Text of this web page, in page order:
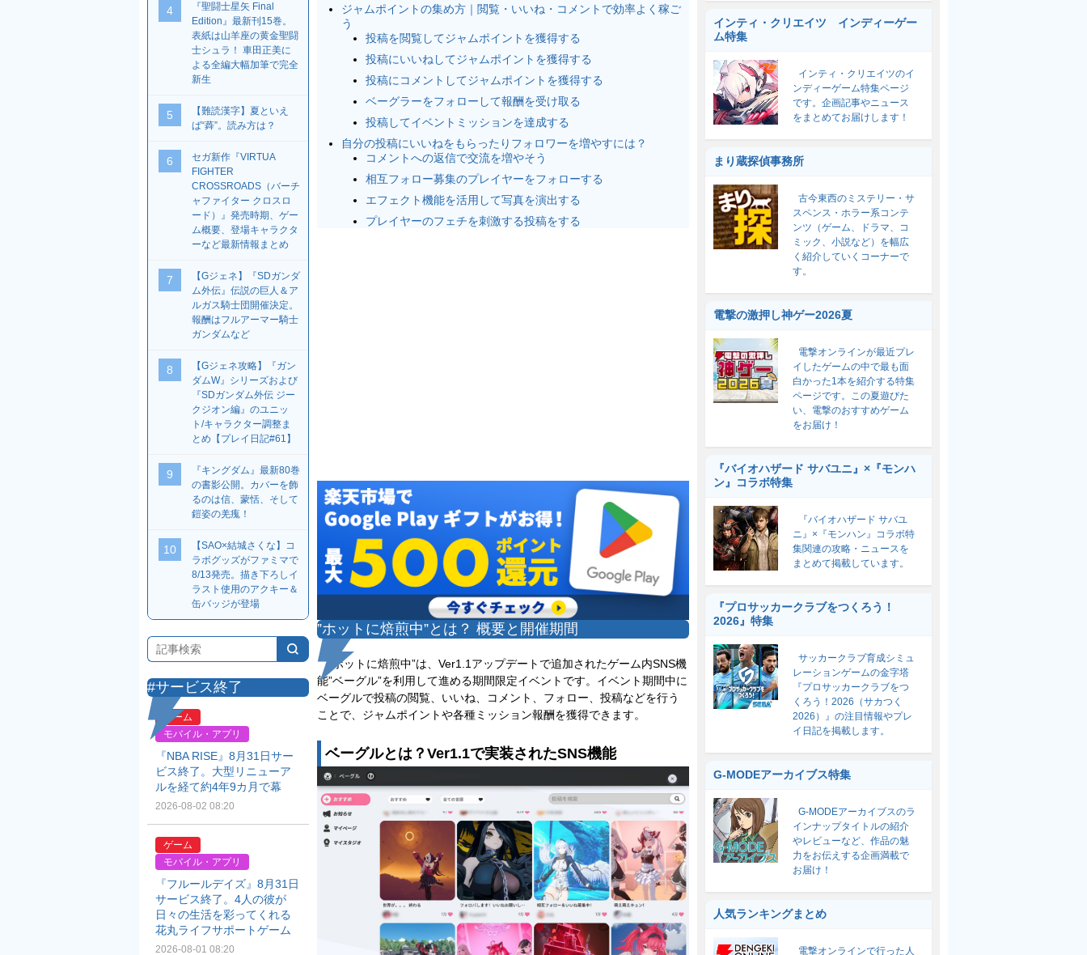
ジャムポイントの集め方｜閲覧・いいね・コメントで効率よく稼ご
う
投稿を閲覧してジャムポイントを獲得する
投稿にいいねしてジャムポイントを獲得する
投稿にコメントしてジャムポイントを獲得する
ベーグラーをフォローして報酬を受け取る
投稿してイベントミッションを達成する
自分の投稿にいいねをもらったりフォロワーを増やすには？
コメントへの返信で交流を増やそう
相互フォロー募集のプレイヤーをフォローする
エフェクト機能を活用して写真を演出する
プレイヤーのフェチを刺激する投稿をする
”ホットに焙煎中”とは？ 概要と開催期間
”ホットに焙煎中”は、Ver1.1アップデートで追加されたゲーム内SNS機
能”ベーグル”を利用して進める期間限定イベントです。イベント期間中に
ベーグルで投稿の閲覧、いいね、コメント、フォロー、投稿などを行う
ことで、ジャムポイントや各種ミッション報酬を獲得できます。
ベーグルとは？Ver1.1で実装されたSNS機能
4
『聖闘士星矢 Final
Edition』最新刊15巻。
表紙は山羊座の黄金聖闘
士シュラ！ 車田正美に
よる全編大幅加筆で完全
新生
5
【難読漢字】夏といえ
ば“蕣”。読み方は？
6
セガ新作『VIRTUA
FIGHTER
CROSSROADS（バーチ
ャファイター クロスロ
ード）』発売時期、ゲー
ム概要、登場キャラクタ
ーなど最新情報まとめ
7
【Gジェネ】『SDガンダ
ム外伝』伝説の巨人＆ア
ルガス騎士団開催決定。
報酬はフルアーマー騎士
ガンダムなど
8
【Gジェネ攻略】『ガン
ダムW』シリーズおよび
『SDガンダム外伝 ジー
クジオン編』のユニッ
ト/キャラクター調整ま
とめ【プレイ日記#61】
9
『キングダム』最新80巻
の書影公開。カバーを飾
るのは信、蒙恬、そして
鎧姿の羌瘣！
10
【SAO×結城さくな】コ
ラボグッズがファミマで
8/13発売。描き下ろしイ
ラスト使用のアクキー＆
缶バッジが登場
#サービス終了
ゲーム
モバイル・アプリ
『NBA RISE』8月31日サー
ビス終了。大型リニューア
ルを経て約4年9カ月で幕
2026-08-02 08:20
ゲーム
モバイル・アプリ
『フルールデイズ』8月31日
サービス終了。4人の彼が
日々の生活を彩ってくれる
花丸ライフサポートゲーム
2026-08-01 08:20
インティ・クリエイツ インディーゲー
ム特集
インティ・クリエイツのイ
ンディーゲーム特集ページ
です。企画記事やニュース
をまとめてお届けします！
まり蔵探偵事務所
古今東西のミステリー・サ
スペンス・ホラー系コンテ
ンツ（ゲーム、ドラマ、コ
ミック、小説など）を幅広
く紹介していくコーナーで
す。
電撃の激押し神ゲー2026夏
電撃オンラインが最近プレ
イしたゲームの中で最も面
白かった1本を紹介する特集
ページです。この夏遊びた
い、電撃のおすすめゲーム
をお届け！
『バイオハザード サバユニ』×『モンハ
ン』コラボ特集
『バイオハザード サバユ
ニ』×『モンハン』コラボ特
集関連の攻略・ニュースを
まとめて掲載しています。
『プロサッカークラブをつくろう！
2026』特集
サッカークラブ育成シミュ
レーションゲームの金字塔
『プロサッカークラブをつ
くろう！2026（サカつく
2026）』の注目情報やプレ
イ日記を掲載します。
G-MODEアーカイブス特集
G-MODEアーカイブスのラ
インナップタイトルの紹介
やレビューなど、作品の魅
力をお伝えする企画満載で
お届け！
人気ランキングまとめ
電撃オンラインで行った人